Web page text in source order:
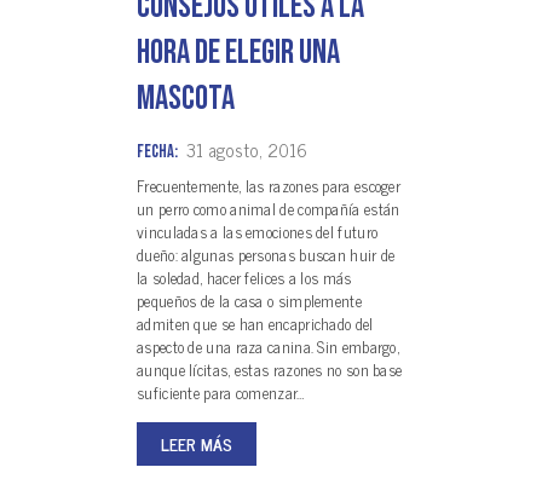
hora de elegir una
mascota
Fecha: 31 agosto, 2016
Frecuentemente, las razones para escoger
un perro como animal de compañía están
vinculadas a las emociones del futuro
dueño: algunas personas buscan huir de
la soledad, hacer felices a los más
pequeños de la casa o simplemente
admiten que se han encaprichado del
aspecto de una raza canina. Sin embargo,
aunque lícitas, estas razones no son base
suficiente para comenzar…
LEER MÁS